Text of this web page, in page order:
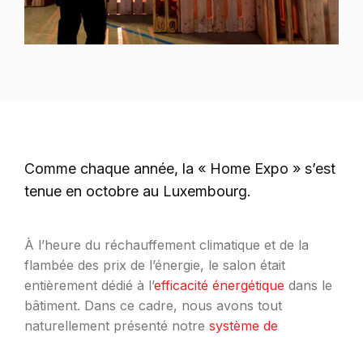
Comme chaque année, la « Home Expo » s’est
tenue en octobre au Luxembourg.
À l’heure du réchauffement climatique et de la
flambée des prix de l’énergie, le salon était
entièrement dédié à l’efficacité énergétique dans le
bâtiment. Dans ce cadre, nous avons tout
naturellement présenté notre système de